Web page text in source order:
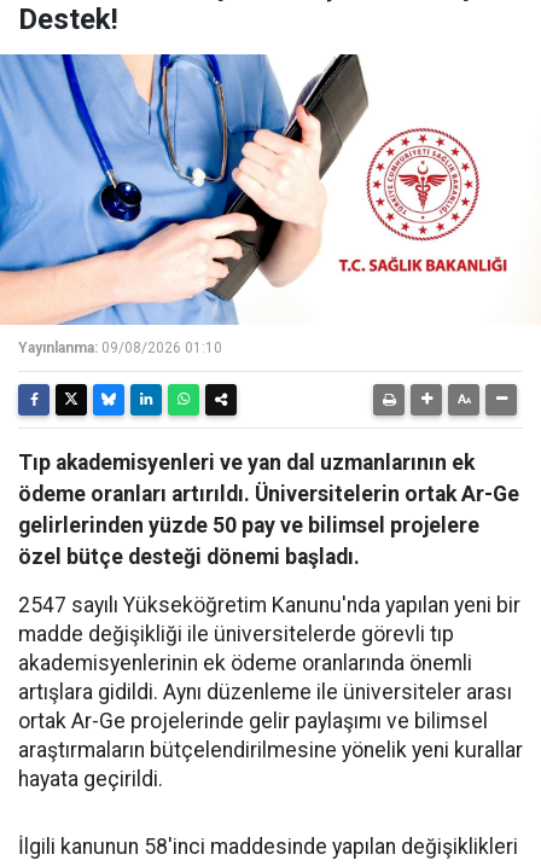
Destek!
Yayınlanma: 09/08/2026 01:10
Tıp akademisyenleri ve yan dal uzmanlarının ek
ödeme oranları artırıldı. Üniversitelerin ortak Ar-Ge
gelirlerinden yüzde 50 pay ve bilimsel projelere
özel bütçe desteği dönemi başladı.
2547 sayılı Yükseköğretim Kanunu'nda yapılan yeni bir
madde değişikliği ile üniversitelerde görevli tıp
akademisyenlerinin ek ödeme oranlarında önemli
artışlara gidildi. Aynı düzenleme ile üniversiteler arası
ortak Ar-Ge projelerinde gelir paylaşımı ve bilimsel
araştırmaların bütçelendirilmesine yönelik yeni kurallar
hayata geçirildi.
​İlgili kanunun 58'inci maddesinde yapılan değişiklikleri